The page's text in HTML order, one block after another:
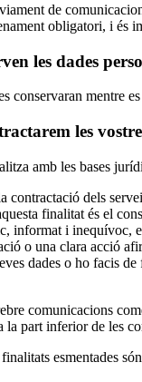
de
obligatori, i és
les dades
conservaran mentre
les
amb les bases
dels
finalitat és el
informat i inequívoc,
o una clara acció
dades o ho facis
comunicacions
part inferior de les
esmentades